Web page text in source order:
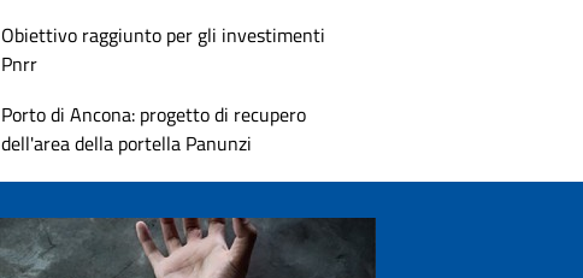
Obiettivo raggiunto per gli investimenti
Pnrr
Porto di Ancona: progetto di recupero
dell'area della portella Panunzi